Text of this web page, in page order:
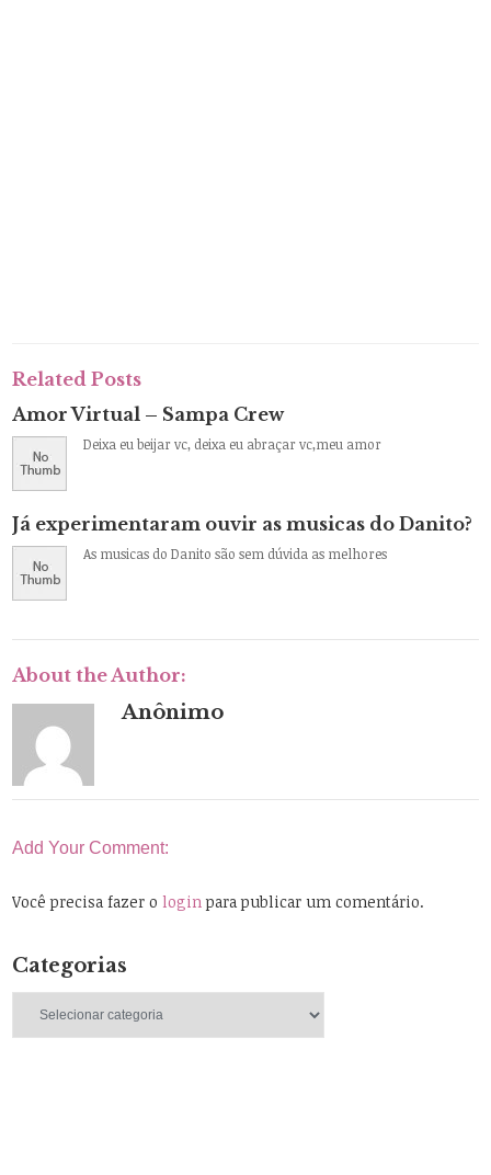
Related Posts
Amor Virtual – Sampa Crew
Deixa eu beijar vc, deixa eu abraçar vc,meu amor
Já experimentaram ouvir as musicas do Danito?
As musicas do Danito são sem dúvida as melhores
About the Author:
Anônimo
Add Your Comment:
Você precisa fazer ologin para publicar um comentário.
Categorias